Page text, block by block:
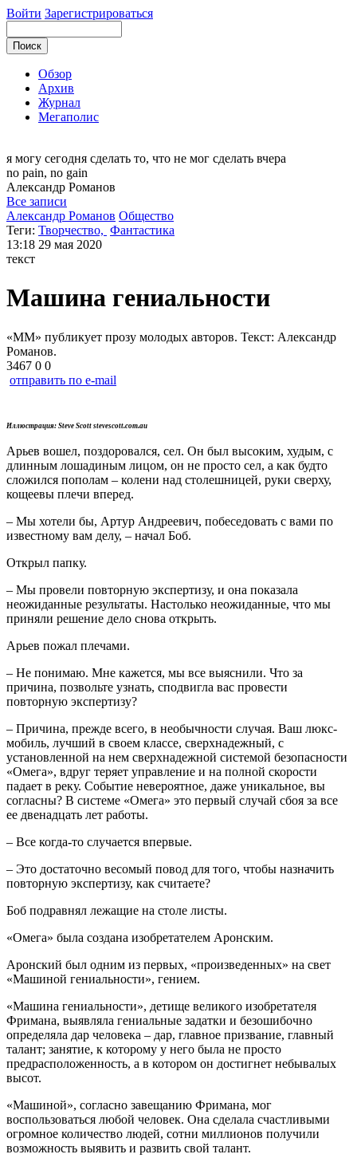
Войти Зарегистрироваться
Обзор
Архив
Журнал
Мегаполис
я могу сегодня сделать то, что не мог сделать вчера
no pain, no gain
Александр Романов
Все записи
Александр Романов Общество
Теги: Творчество, Фантастика
13:18 29 мая 2020
текст
Машина гениальности
«ММ» публикует прозу молодых авторов. Текст: Александр
Романов.
3467 0 0
отправить по e-mail
Иллюстрация: Steve Scott stevescott.com.au
Арьев вошел, поздоровался, сел. Он был высоким, худым, с
длинным лошадиным лицом, он не просто сел, а как будто
сложился пополам – колени над столешницей, руки сверху,
кощеевы плечи вперед.
– Мы хотели бы, Артур Андреевич, побеседовать с вами по
известному вам делу, – начал Боб.
Открыл папку.
– Мы провели повторную экспертизу, и она показала
неожиданные результаты. Настолько неожиданные, что мы
приняли решение дело снова открыть.
Арьев пожал плечами.
– Не понимаю. Мне кажется, мы все выяснили. Что за
причина, позвольте узнать, сподвигла вас провести
повторную экспертизу?
– Причина, прежде всего, в необычности случая. Ваш люкс-
мобиль, лучший в своем классе, сверхнадежный, с
установленной на нем сверхнадежной системой безопасности
«Омега», вдруг теряет управление и на полной скорости
падает в реку. Событие невероятное, даже уникальное, вы
согласны? В системе «Омега» это первый случай сбоя за все
ее двенадцать лет работы.
– Все когда-то случается впервые.
– Это достаточно весомый повод для того, чтобы назначить
повторную экспертизу, как считаете?
Боб подравнял лежащие на столе листы.
«Омега» была создана изобретателем Аронским.
Аронский был одним из первых, «произведенных» на свет
«Машиной гениальности», гением.
«Машина гениальности», детище великого изобретателя
Фримана, выявляла гениальные задатки и безошибочно
определяла дар человека – дар, главное призвание, главный
талант; занятие, к которому у него была не просто
предрасположенность, а в котором он достигнет небывалых
высот.
«Машиной», согласно завещанию Фримана, мог
воспользоваться любой человек. Она сделала счастливыми
огромное количество людей, сотни миллионов получили
возможность выявить и развить свой талант.